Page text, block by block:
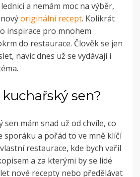
a nemám moc na výběr,
originální recept. Kolikrát
inspirace pro mnohem
do restaurace. Člověk se jen
navíc dnes už se vydávají i
kuchařský sen?
mám snad už od chvíle, co
sporáku a pořád to ve mně klíčí
restaurace, kde bych vařil
a za kterými by se lidé
nové recepty nebo předělávat